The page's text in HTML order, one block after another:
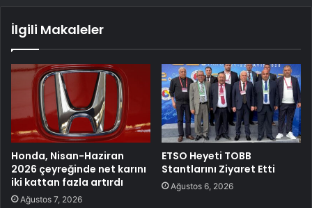
İlgili Makaleler
Honda, Nisan-Haziran
2026 çeyreğinde net karını
iki kattan fazla artırdı
Ağustos 7, 2026
ETSO Heyeti TOBB
Stantlarını Ziyaret Etti
Ağustos 6, 2026